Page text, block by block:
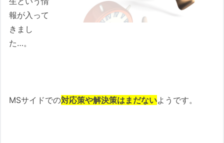
報が入って
きまし
た…。
MSサイドでの対応策や解決策はまだないようです。